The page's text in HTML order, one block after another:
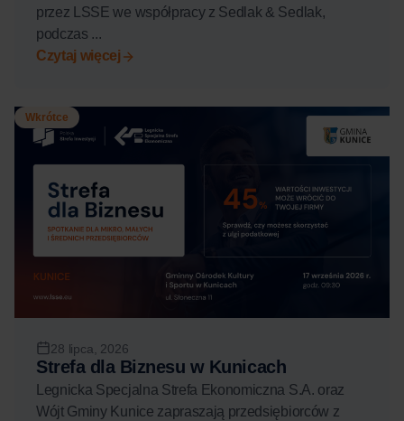
przez LSSE we współpracy z Sedlak & Sedlak,
podczas ...
Czytaj więcej
Wkrótce
28 lipca, 2026
Strefa dla Biznesu w Kunicach
Legnicka Specjalna Strefa Ekonomiczna S.A. oraz
Wójt Gminy Kunice zapraszają przedsiębiorców z